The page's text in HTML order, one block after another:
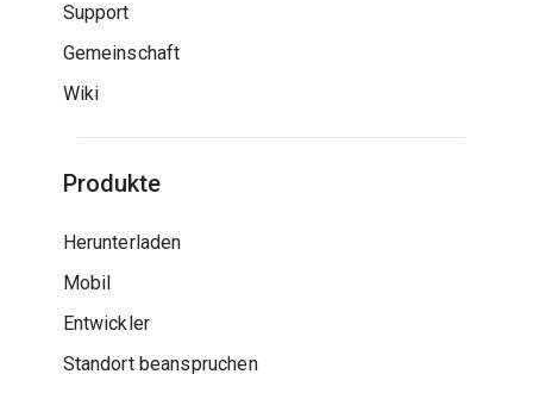
Support
Gemeinschaft
Wiki
Produkte
Herunterladen
Mobil
Entwickler
Standort beanspruchen